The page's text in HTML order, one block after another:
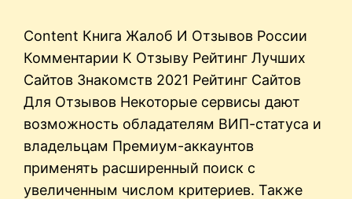
Content Книга Жалоб И Отзывов России
Комментарии К Отзыву Рейтинг Лучших
Сайтов Знакомств 2021 Рейтинг Сайтов
Для Отзывов Некоторые сервисы дают
возможность обладателям ВИП-статуса и
владельцам Премиум-аккаунтов
применять расширенный поиск с
увеличенным числом критериев. Также